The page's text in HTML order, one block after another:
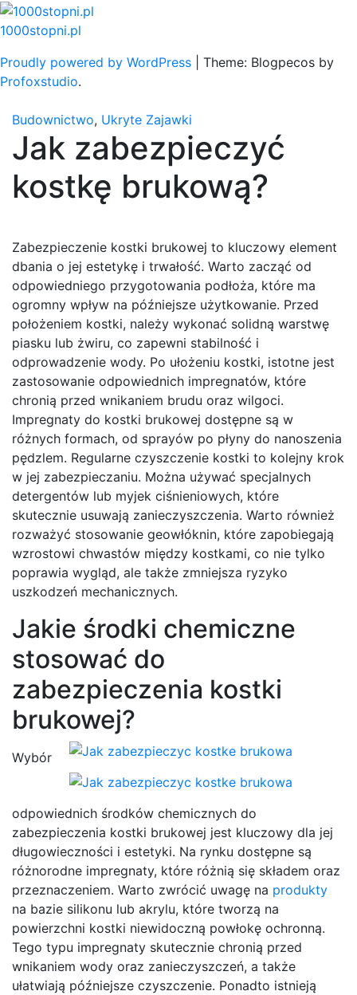
Skip
to
1000stopni.pl
Proudly powered by WordPress
Theme: Blogpecos by
Profoxstudio.
Budownictwo, Ukryte Zajawki
Jak zabezpieczyć
kostkę brukową?
Zabezpieczenie kostki brukowej to kluczowy element
dbania o jej estetykę i trwałość. Warto zacząć od
odpowiedniego przygotowania podłoża, które ma
ogromny wpływ na późniejsze użytkowanie. Przed
położeniem kostki, należy wykonać solidną warstwę
piasku lub żwiru, co zapewni stabilność i
odprowadzenie wody. Po ułożeniu kostki, istotne jest
zastosowanie odpowiednich impregnatów, które
chronią przed wnikaniem brudu oraz wilgoci.
Impregnaty do kostki brukowej dostępne są w
różnych formach, od sprayów po płyny do nanoszenia
pędzlem. Regularne czyszczenie kostki to kolejny krok
w jej zabezpieczaniu. Można używać specjalnych
detergentów lub myjek ciśnieniowych, które
skutecznie usuwają zanieczyszczenia. Warto również
rozważyć stosowanie geowłóknin, które zapobiegają
wzrostowi chwastów między kostkami, co nie tylko
poprawia wygląd, ale także zmniejsza ryzyko
uszkodzeń mechanicznych.
Jakie środki chemiczne
stosować do
zabezpieczenia kostki
brukowej?
Wybór
odpowiednich środków chemicznych do
zabezpieczenia kostki brukowej jest kluczowy dla jej
długowieczności i estetyki. Na rynku dostępne są
różnorodne impregnaty, które różnią się składem oraz
przeznaczeniem. Warto zwrócić uwagę na produkty
na bazie silikonu lub akrylu, które tworzą na
powierzchni kostki niewidoczną powłokę ochronną.
Tego typu impregnaty skutecznie chronią przed
wnikaniem wody oraz zanieczyszczeń, a także
ułatwiają późniejsze czyszczenie. Ponadto istnieją